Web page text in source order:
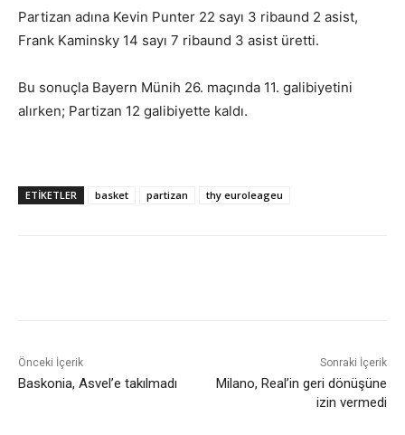
Partizan adına Kevin Punter 22 sayı 3 ribaund 2 asist,
Frank Kaminsky 14 sayı 7 ribaund 3 asist üretti.
Bu sonuçla Bayern Münih 26. maçında 11. galibiyetini
alırken; Partizan 12 galibiyette kaldı.
ETIKETLER basket partizan thy euroleageu
Önceki İçerik
Baskonia, Asvel’e takılmadı
Sonraki İçerik
Milano, Real’in geri dönüşüne
izin vermedi